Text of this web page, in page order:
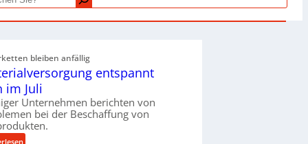
bleiben anfällig
entspannt
im Juli
Unternehmen berichten von
bei der Beschaffung von
: